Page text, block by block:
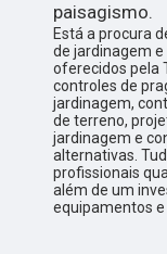
paisagismo.
Está a procura
de jardinagem e
oferecidos pela
controles de
jardinagem,
de terreno,
jardinagem e
alternativas.
profissionais
além de um
equipamentos e